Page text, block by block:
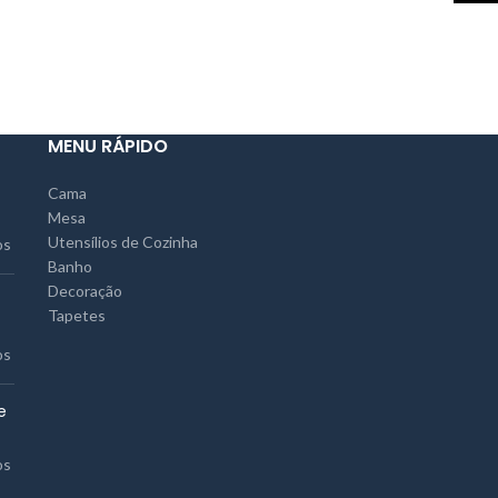
MENU RÁPIDO
Cama
Mesa
Utensílios de Cozinha
Banho
Decoração
Tapetes